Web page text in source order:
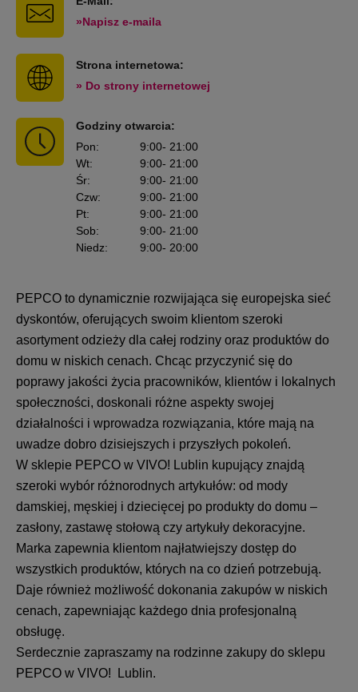
»Napisz e-maila
Strona internetowa:
» Do strony internetowej
Godziny otwarcia:
Pon: 9:00- 21:00
Wt: 9:00- 21:00
Śr: 9:00- 21:00
Czw: 9:00- 21:00
Pt: 9:00- 21:00
Sob: 9:00- 21:00
Niedz: 9:00- 20:00
PEPCO to dynamicznie rozwijająca się europejska sieć
dyskontów, oferujących swoim klientom szeroki
asortyment odzieży dla całej rodziny oraz produktów do
domu w niskich cenach. Chcąc przyczynić się do
poprawy jakości życia pracowników, klientów i lokalnych
społeczności, doskonali różne aspekty swojej
działalności i wprowadza rozwiązania, które mają na
uwadze dobro dzisiejszych i przyszłych pokoleń.
W sklepie PEPCO w VIVO! Lublin kupujący znajdą
szeroki wybór różnorodnych artykułów: od mody
damskiej, męskiej i dziecięcej po produkty do domu –
zasłony, zastawę stołową czy artykuły dekoracyjne.
Marka zapewnia klientom najłatwiejszy dostęp do
wszystkich produktów, których na co dzień potrzebują.
Daje również możliwość dokonania zakupów w niskich
cenach, zapewniając każdego dnia profesjonalną
obsługę.
Serdecznie zapraszamy na rodzinne zakupy do sklepu
PEPCO w VIVO! Lublin.